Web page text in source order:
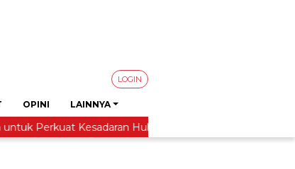
LOGIN
OPINI
LAINNYA
Perkuat Kesadaran Hukum